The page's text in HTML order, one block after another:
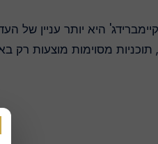
היא יותר עניין
תוכניות מסוימות מוצעות